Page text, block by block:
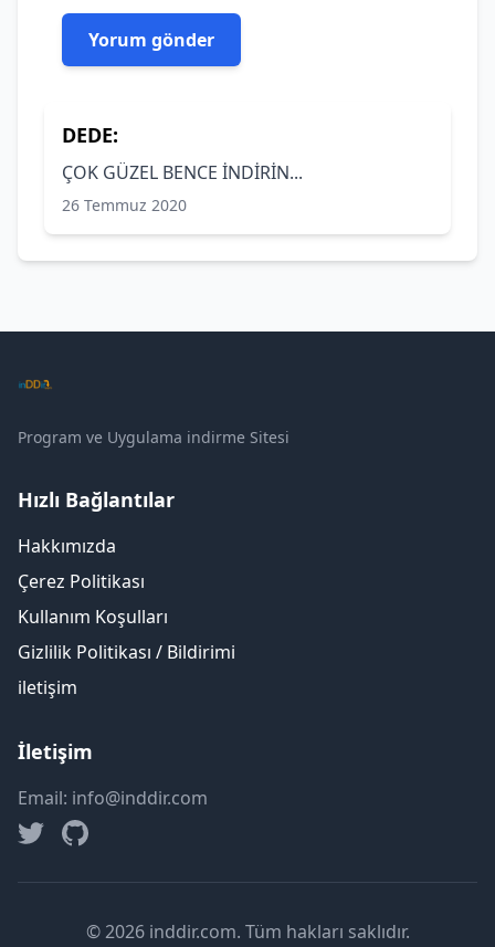
DEDE:
ÇOK GÜZEL BENCE İNDİRİN...
26 Temmuz 2020
Program ve Uygulama indirme Sitesi
Hızlı Bağlantılar
Hakkımızda
Çerez Politikası
Kullanım Koşulları
Gizlilik Politikası / Bildirimi
iletişim
İletişim
Email: info@inddir.com
© 2026 inddir.com. Tüm hakları saklıdır.